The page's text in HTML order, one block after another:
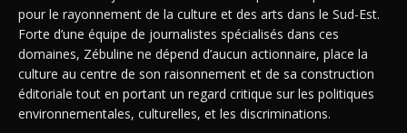
pour le rayonnement de la culture et des arts dans le Sud-Est.
Forte d’une équipe de journalistes spécialisés dans ces
domaines, Zébuline ne dépend d’aucun actionnaire, place la
culture au centre de son raisonnement et de sa construction
éditoriale tout en portant un regard critique sur les politiques
environnementales, culturelles, et les discriminations.